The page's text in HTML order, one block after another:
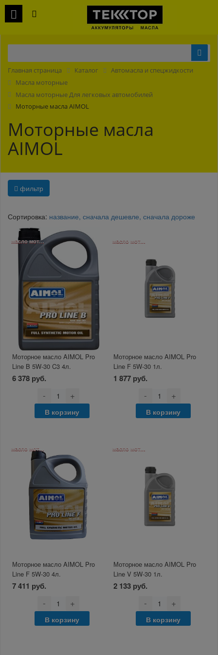
Главная страница Каталог
Автомасла и спецжидкости
Масла моторные
Масла моторные Для легковых автомобилей
Моторные масла AIMOL
Моторные масла
AIMOL
фильтр
Сортировка: название, сначала дешевле, сначала дороже
масло моторное
Моторное масло AIMOL Pro
Line B 5W-30 C3 4л.
6 378 руб.
- +
В корзину
Моторное масло AIMOL Pro
Line F 5W-30 1л.
1 877 руб.
- +
В корзину
масло моторное
Моторное масло AIMOL Pro
Line F 5W-30 4л.
7 411 руб.
- +
В корзину
Моторное масло AIMOL Pro
Line V 5W-30 1л.
2 133 руб.
- +
В корзину